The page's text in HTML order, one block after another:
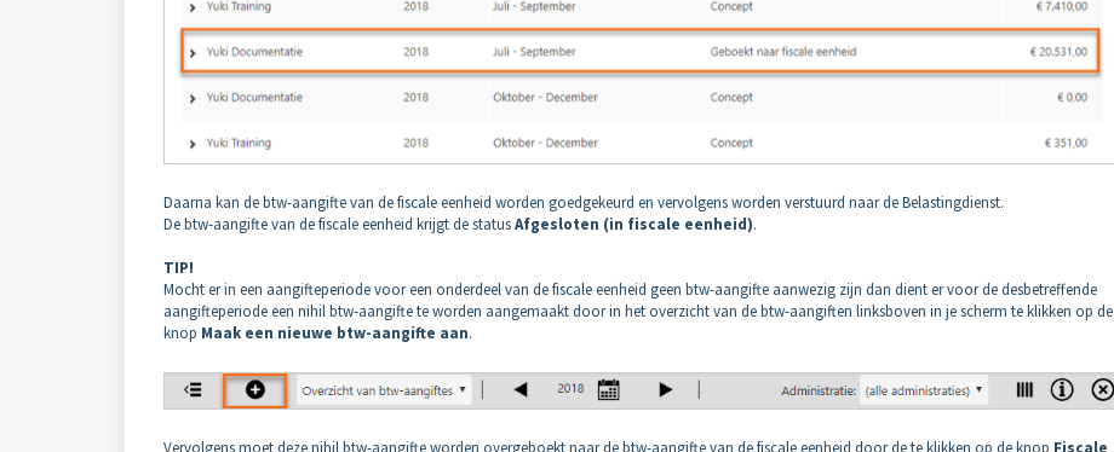
Daarna kan de btw-aangifte van de fiscale eenheid worden goedgekeurd en vervolgens worden verstuurd naar de Belastingdienst.
De btw-aangifte van de fiscale eenheid krijgt de statusAfgesloten (in fiscale eenheid).
TIP!
Mocht er in een aangifteperiode voor een onderdeel van de fiscale eenheid geen btw-aangifte aanwezig zijn dan dient er voor de desbetreffende
aangifteperiode een nihil btw-aangifte te worden aangemaakt door in het overzicht van de btw-aangiften linksboven in je scherm te klikken op de
knop Maak een nieuwe btw-aangifte aan.
Vervolgens moet deze nihil btw-aangifte worden overgeboekt naar de btw-aangifte van de fiscale eenheid door de te klikken op de knop Fiscale